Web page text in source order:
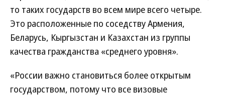
то таких государств во всем мире всего четыре.
Это расположенные по соседству Армения,
Беларусь, Кыргызстан и Казахстан из группы
качества гражданства «среднего уровня».
«России важно становиться более открытым
государством, потому что все визовые